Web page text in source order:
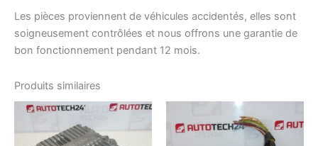
Les pièces proviennent de véhicules accidentés, elles sont
soigneusement contrôlées et nous offrons une garantie de
bon fonctionnement pendant 12 mois.
Produits similaires